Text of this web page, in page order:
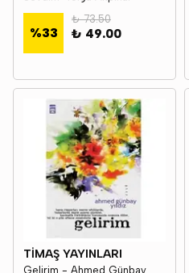
%33
₺ 73.50
₺ 49.00
TİMAŞ YAYINLARI
Gelirim - Ahmed Günbay